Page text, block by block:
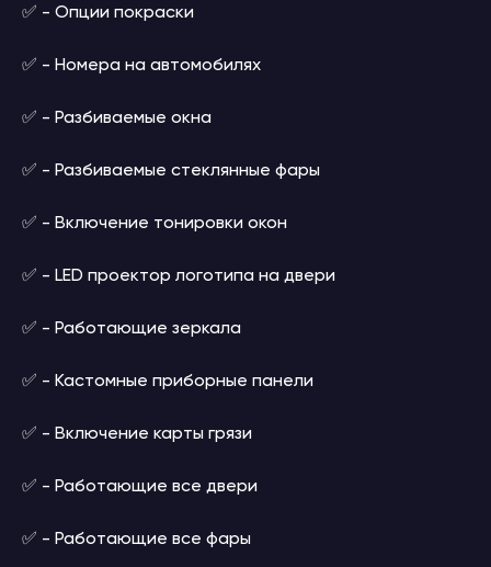
✅ - Опции покраски
✅ - Номера на автомобилях
✅ - Разбиваемые окна
✅ - Разбиваемые стеклянные фары
✅ - Включение тонировки окон
✅ - LED проектор логотипа на двери
✅ - Работающие зеркала
✅ - Кастомные приборные панели
✅ - Включение карты грязи
✅ - Работающие все двери
✅ - Работающие все фары